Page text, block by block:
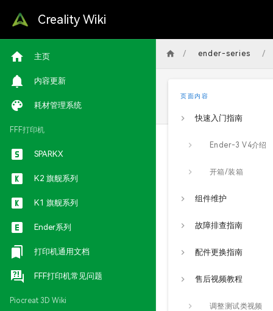
Creality Wiki
主页
内容更新
耗材管理系统
FFF打印机
SPARKX
K2 旗舰系列
K1 旗舰系列
Ender系列
打印机通用文档
FFF打印机常见问题
Piocreat 3D Wiki
/ ender-series /
页面内容
快速入门指南
Ender-3 V4介绍
开箱/装箱
组件维护
故障排查指南
配件更换指南
售后视频教程
调整测试类视频